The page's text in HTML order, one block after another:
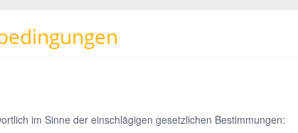
im Sinne der einschlägigen gesetzlichen Bestimmungen: